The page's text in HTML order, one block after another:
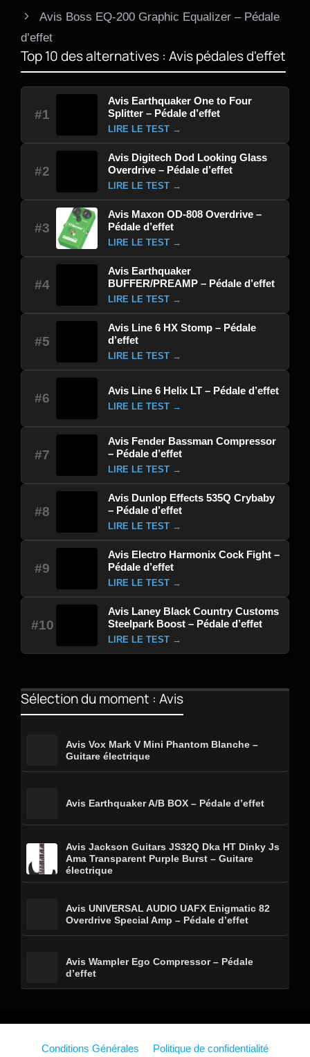
Avis Boss EQ-200 Graphic Equalizer – Pédale
d’effet
Top 10 des alternatives : Avis pédales d'effet
#1
Avis Earthquaker One to Four
Splitter – Pédale d’effet
LIRE LE TEST →
#2
Avis Digitech Dod Looking Glass
Overdrive – Pédale d’effet
LIRE LE TEST →
#3
Avis Maxon OD-808 Overdrive –
Pédale d’effet
LIRE LE TEST →
#4
Avis Earthquaker
BUFFER/PREAMP – Pédale d’effet
LIRE LE TEST →
#5
Avis Line 6 HX Stomp – Pédale
d’effet
LIRE LE TEST →
#6
Avis Line 6 Helix LT – Pédale d’effet
LIRE LE TEST →
#7
Avis Fender Bassman Compressor
– Pédale d’effet
LIRE LE TEST →
#8
Avis Dunlop Effects 535Q Crybaby
– Pédale d’effet
LIRE LE TEST →
#9
Avis Electro Harmonix Cock Fight –
Pédale d’effet
LIRE LE TEST →
#10
Avis Laney Black Country Customs
Steelpark Boost – Pédale d’effet
LIRE LE TEST →
Sélection du moment : Avis
Avis Vox Mark V Mini Phantom Blanche –
Guitare électrique
Avis Earthquaker A/B BOX – Pédale d’effet
Avis Jackson Guitars JS32Q Dka HT Dinky Js
Ama Transparent Purple Burst – Guitare
électrique
Avis UNIVERSAL AUDIO UAFX Enigmatic 82
Overdrive Special Amp – Pédale d’effet
Avis Wampler Ego Compressor – Pédale
d’effet
Conditions Générales
Politique de confidentialité